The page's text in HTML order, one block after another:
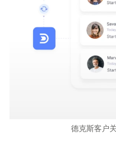
德克斯客户